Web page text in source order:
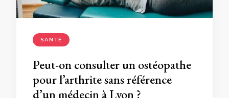
SANTÉ
Peut-on consulter un ostéopathe
pour l’arthrite sans référence
d’un médecin à Lyon ?